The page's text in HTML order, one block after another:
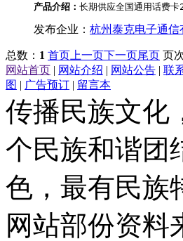
产品介绍： 长期供应全国通用话费
发布企业： 杭州泰克电子通信
总数： 1 首页 上一页下一页尾页 页
网站首页 | 网站介绍 | 网站公告 | 联
图 | 广告预订 | 留言本
传播民族文化
个民族和谐团
色，最有民族
网站部份资料